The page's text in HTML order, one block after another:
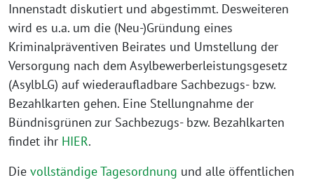
Innenstadt diskutiert und abgestimmt. Desweiteren
wird es u.a. um die (Neu-)Gründung eines
Kriminalpräventiven Beirates und Umstellung der
Versorgung nach dem Asylbewerberleistungsgesetz
(AsylbLG) auf wiederaufladbare Sachbezugs- bzw.
Bezahlkarten gehen. Eine Stellungnahme der
Bündnisgrünen zur Sachbezugs- bzw. Bezahlkarten
findet ihr HIER.
Die vollständige Tagesordnung und alle öffentlichen